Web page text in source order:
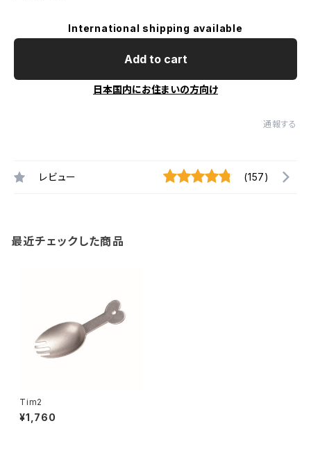
International shipping available
Add to cart
日本国内にお住まいの方向け
通報する
レビュー (157)
最近チェックした商品
Tim2
¥1,760